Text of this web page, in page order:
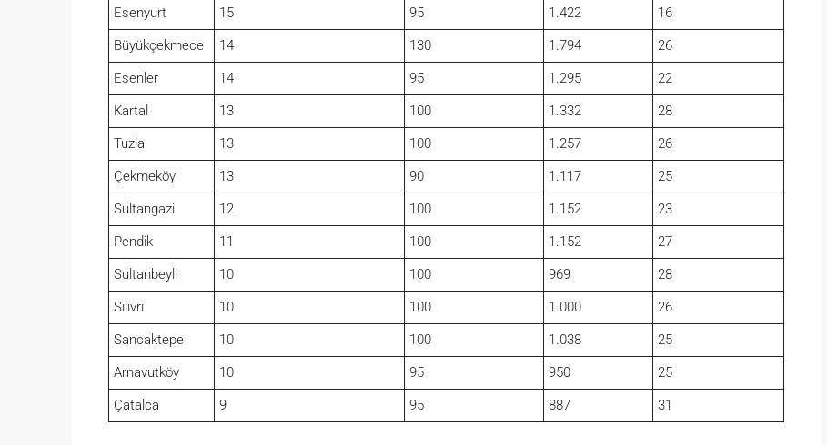
Esenyurt
15 95 1.422
16
Büyükçekmece
14 130 1.794
26
Esenler
14 95 1.295
22
Kartal
13 100 1.332
28
Tuzla
13 100 1.257
26
Çekmeköy
13 90 1.117
25
Sultangazi
12 100 1.152
23
Pendik
11 100 1.152
27
Sultanbeyli
10 100 969
28
Silivri
10 100 1.000
26
Sancaktepe
10 100 1.038
25
Arnavutköy
10 95 950
25
Çatalca
9 95 887 31